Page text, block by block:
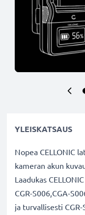
YLEISKATSAUS
Nopea CELLONIC
kameran akun
Laadukas
CGR-S006,CGA-
ja turvallisesti